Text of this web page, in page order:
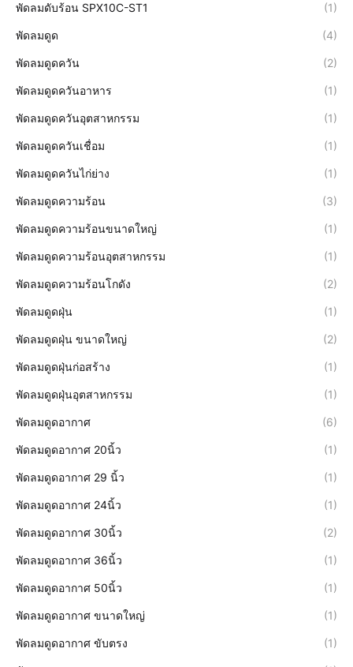
พัดลมดับร้อน SPX10C-ST1 (1)
พัดลมดูด (4)
พัดลมดูดควัน (2)
พัดลมดูดควันอาหาร (1)
พัดลมดูดควันอุตสาหกรรม (1)
พัดลมดูดควันเชื่อม (1)
พัดลมดูดควันไก่ย่าง (1)
พัดลมดูดความร้อน (3)
พัดลมดูดความร้อนขนาดใหญ่ (1)
พัดลมดูดความร้อนอุตสาหกรรม (1)
พัดลมดูดความร้อนโกดัง (2)
พัดลมดูดฝุ่น (1)
พัดลมดูดฝุ่น ขนาดใหญ่ (2)
พัดลมดูดฝุ่นก่อสร้าง (1)
พัดลมดูดฝุ่นอุตสาหกรรม (1)
พัดลมดูดอากาศ (6)
พัดลมดูดอากาศ 20นิ้ว (1)
พัดลมดูดอากาศ 29 นิ้ว (1)
พัดลมดูดอากาศ 24นิ้ว (1)
พัดลมดูดอากาศ 30นิ้ว (2)
พัดลมดูดอากาศ 36นิ้ว (1)
พัดลมดูดอากาศ 50นิ้ว (1)
พัดลมดูดอากาศ ขนาดใหญ่ (1)
พัดลมดูดอากาศ ขับตรง (1)